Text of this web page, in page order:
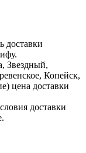
доставки
Звездный,
Копейск,
цена доставки
доставки